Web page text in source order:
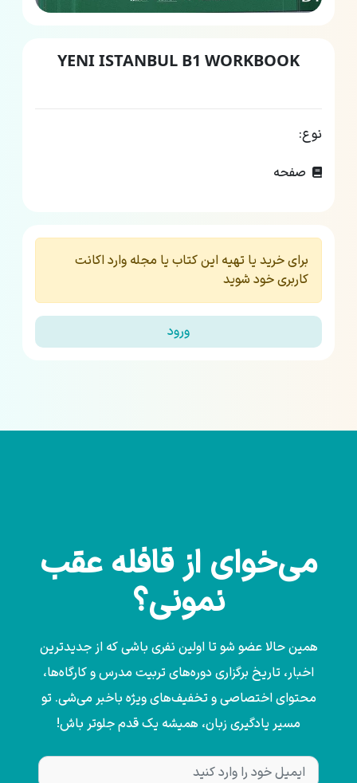
YENI ISTANBUL B1 WORKBOOK
نوع:
صفحه
برای خرید یا تهیه این کتاب یا مجله وارد اکانت
کاربری خود شوید
ورود
می‌خوای از قافله عقب
نمونی؟
همین حالا عضو شو تا اولین نفری باشی که از جدیدترین
اخبار، تاریخ برگزاری دوره‌های تربیت مدرس و کارگاه‌ها،
محتوای اختصاصی و تخفیف‌های ویژه باخبر می‌شی. تو
مسیر یادگیری زبان، همیشه یک قدم جلوتر باش!